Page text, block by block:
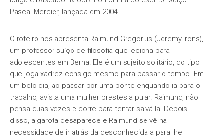
Pascal Mercier, lançada em 2004.
O roteiro nos apresenta Raimund Gregorius (Jeremy Irons),
um professor suíço de filosofia que leciona para
adolescentes em Berna. Ele é um sujeito solitário, do tipo
que joga xadrez consigo mesmo para passar o tempo. Em
um belo dia, ao passar por uma ponte enquando ia para o
trabalho, avista uma mulher prestes a pular. Raimund, não
pensa duas vezes e corre para tentar salvá-la. Depois
disso, a garota desaparece e Raimund se vê na
necessidade de ir atrás da desconhecida a para lhe